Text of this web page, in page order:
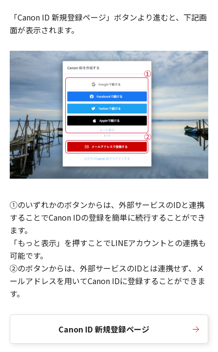
「Canon ID 新規登録ページ」ボタンより進むと、下記画
面が表示されます。
①のいずれかのボタンからは、外部サービスのIDと連携
することでCanon IDの登録を簡単に続行することができ
ます。
「もっと表示」を押すことでLINEアカウントとの連携も
可能です。
②のボタンからは、外部サービスのIDとは連携せず、メ
ールアドレスを用いてCanon IDに登録することができま
す。
Canon ID 新規登録ページ